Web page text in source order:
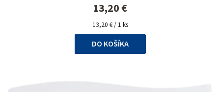
13,20 €
Jednotková
cena:
13,20 € / 1 ks
DO KOŠÍKA